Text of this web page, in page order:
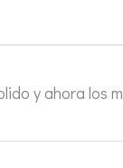
y ahora los